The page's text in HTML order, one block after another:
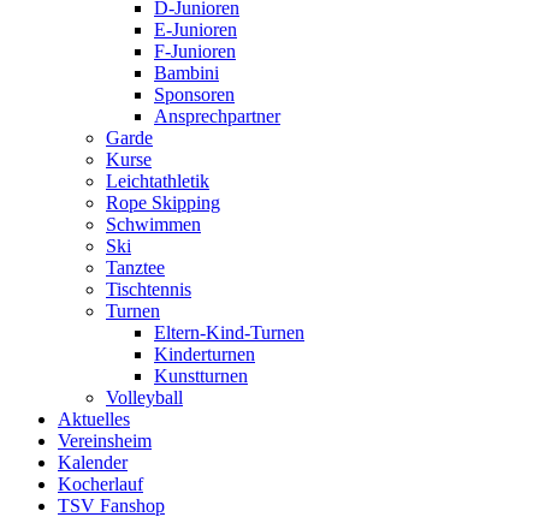
D-Junioren
E-Junioren
F-Junioren
Bambini
Sponsoren
Ansprechpartner
Garde
Kurse
Leichtathletik
Rope Skipping
Schwimmen
Ski
Tanztee
Tischtennis
Turnen
Eltern-Kind-Turnen
Kinderturnen
Kunstturnen
Volleyball
Aktuelles
Vereinsheim
Kalender
Kocherlauf
TSV Fanshop